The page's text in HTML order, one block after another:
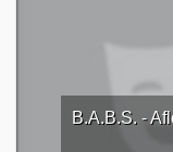
B.A.B.S. -